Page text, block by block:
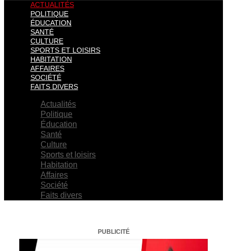
ACTUALITÉS
POLITIQUE
ÉDUCATION
SANTÉ
CULTURE
SPORTS ET LOISIRS
HABITATION
AFFAIRES
SOCIÉTÉ
FAITS DIVERS
Actualités
Politique
Éducation
Santé
Culture
Sports et loisirs
Habitation
Affaires
Société
Faits divers
PUBLICITÉ